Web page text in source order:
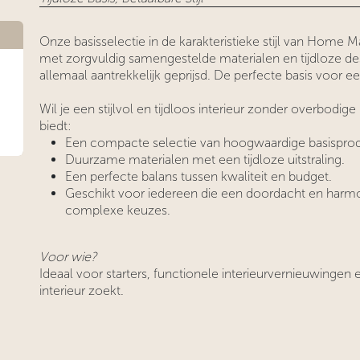
Onze basisselectie in de karakteristieke stijl van Home
met zorgvuldig samengestelde materialen en tijdloze
allemaal aantrekkelijk geprijsd. De perfecte basis voor
Wil je een stijlvol en tijdloos interieur zonder
biedt:
Een compacte selectie van hoogwaardige
Duurzame materialen met een tijdloze uitstraling.
Een perfecte balans tussen kwaliteit en budget.
Geschikt voor iedereen die een doordacht en
complexe keuzes.
Voor wie?
Ideaal voor starters, functionele interieurvernieuwingen
interieur zoekt.